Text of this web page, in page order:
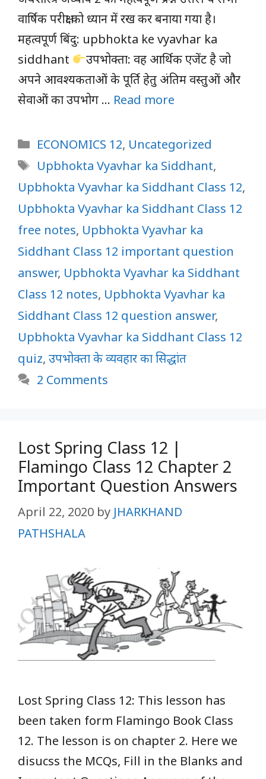
वार्षिक परीक्षा को ध्यान में रख कर बनाया गया है।
महत्वपूर्ण बिंदु: upbhokta ke vyavhar ka
siddhant
उपभोक्ता: वह आर्थिक एजेंट है जो
अपने आवश्यकताओं के पूर्ति हेतु अंतिम वस्तुओं और
सेवाओं का उपभोग … Read more
Categories
ECONOMICS 12, Uncategorized
Tags
Upbhokta Vyavhar ka Siddhant,
Upbhokta Vyavhar ka Siddhant Class 12,
Upbhokta Vyavhar ka Siddhant Class 12
free notes, Upbhokta Vyavhar ka
Siddhant Class 12 important question
answer, Upbhokta Vyavhar ka Siddhant
Class 12 notes, Upbhokta Vyavhar ka
Siddhant Class 12 question answer,
Upbhokta Vyavhar ka Siddhant Class 12
quiz, उपभोक्ता के व्यवहार का सिद्धांत
2 Comments
Lost Spring Class 12 |
Flamingo Class 12 Chapter 2
Important Question Answers
April 22, 2020 by JHARKHAND
PATHSHALA
Lost Spring Class 12: This lesson has
been taken form Flamingo Book Class
12. The lesson is on chapter 2. Here we
disucss the MCQs, Fill in the Blanks and